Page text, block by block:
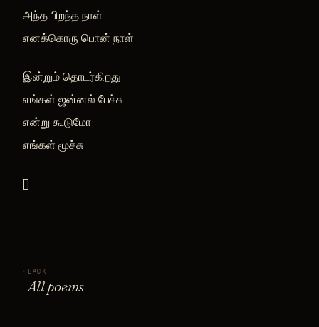
அந்த பிறந்த நாள்
எனக்கொரு பொன் நாள்
இன்றும் தொடர்கிறது
எங்கள் ஜன்னல் பேச்சு
என்று கூடுமோ
எங்கள் மூச்சு
[]
←BACK
All poems